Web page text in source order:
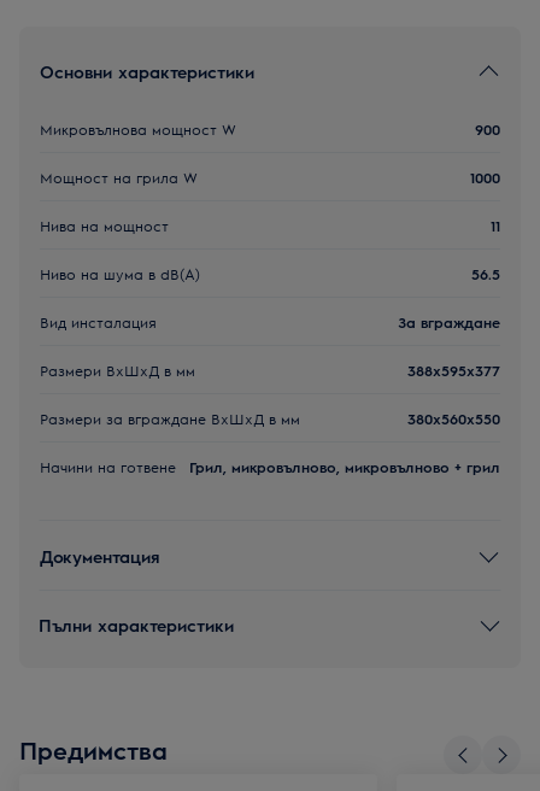
Основни характеристики
Микровълнова мощност W 900
Мощност на грила W 1000
Нива на мощност 11
Ниво на шума в dB(A) 56.5
Вид инсталация За вграждане
Размери ВxШxД в мм 388x595x377
Размери за вграждане ВxШxД в мм 380x560x550
Начини на готвене Грил, микровълново, микровълново + грил
Документация
Пълни характеристики
Предимства